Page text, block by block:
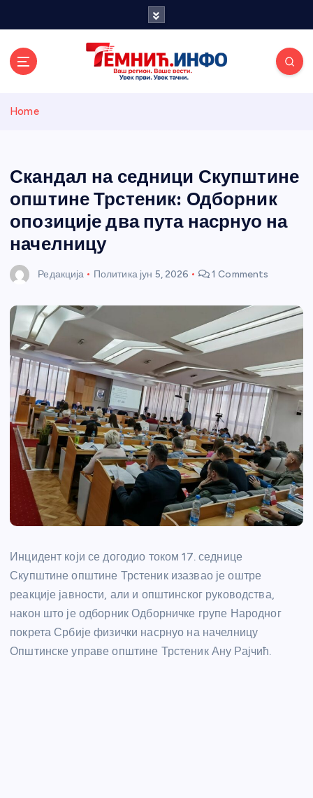
и портал
Home
Скандал на седници Скупштине
општине Трстеник: Одборник
опозиције два пута насрнуо на
начелницу
Редакција Политика јун 5, 2026 1 Comments
Инцидент који се догодио током 17. седнице
Скупштине општине Трстеник изазвао је оштре
реакције јавности, али и општинског руководства,
након што је одборник Одборничке групе Народног
покрета Србије физички насрнуо на начелницу
Општинске управе општине Трстеник Ану Рајчић.